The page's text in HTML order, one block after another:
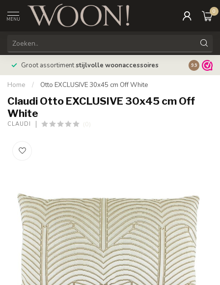
MENU
0
Groot assortimentstijlvolle woonaccessoires 9.9
Home / Otto EXCLUSIVE 30x45 cm Off White
Claudi Otto EXCLUSIVE 30x45 cm Off
White
CLAUDI (0)